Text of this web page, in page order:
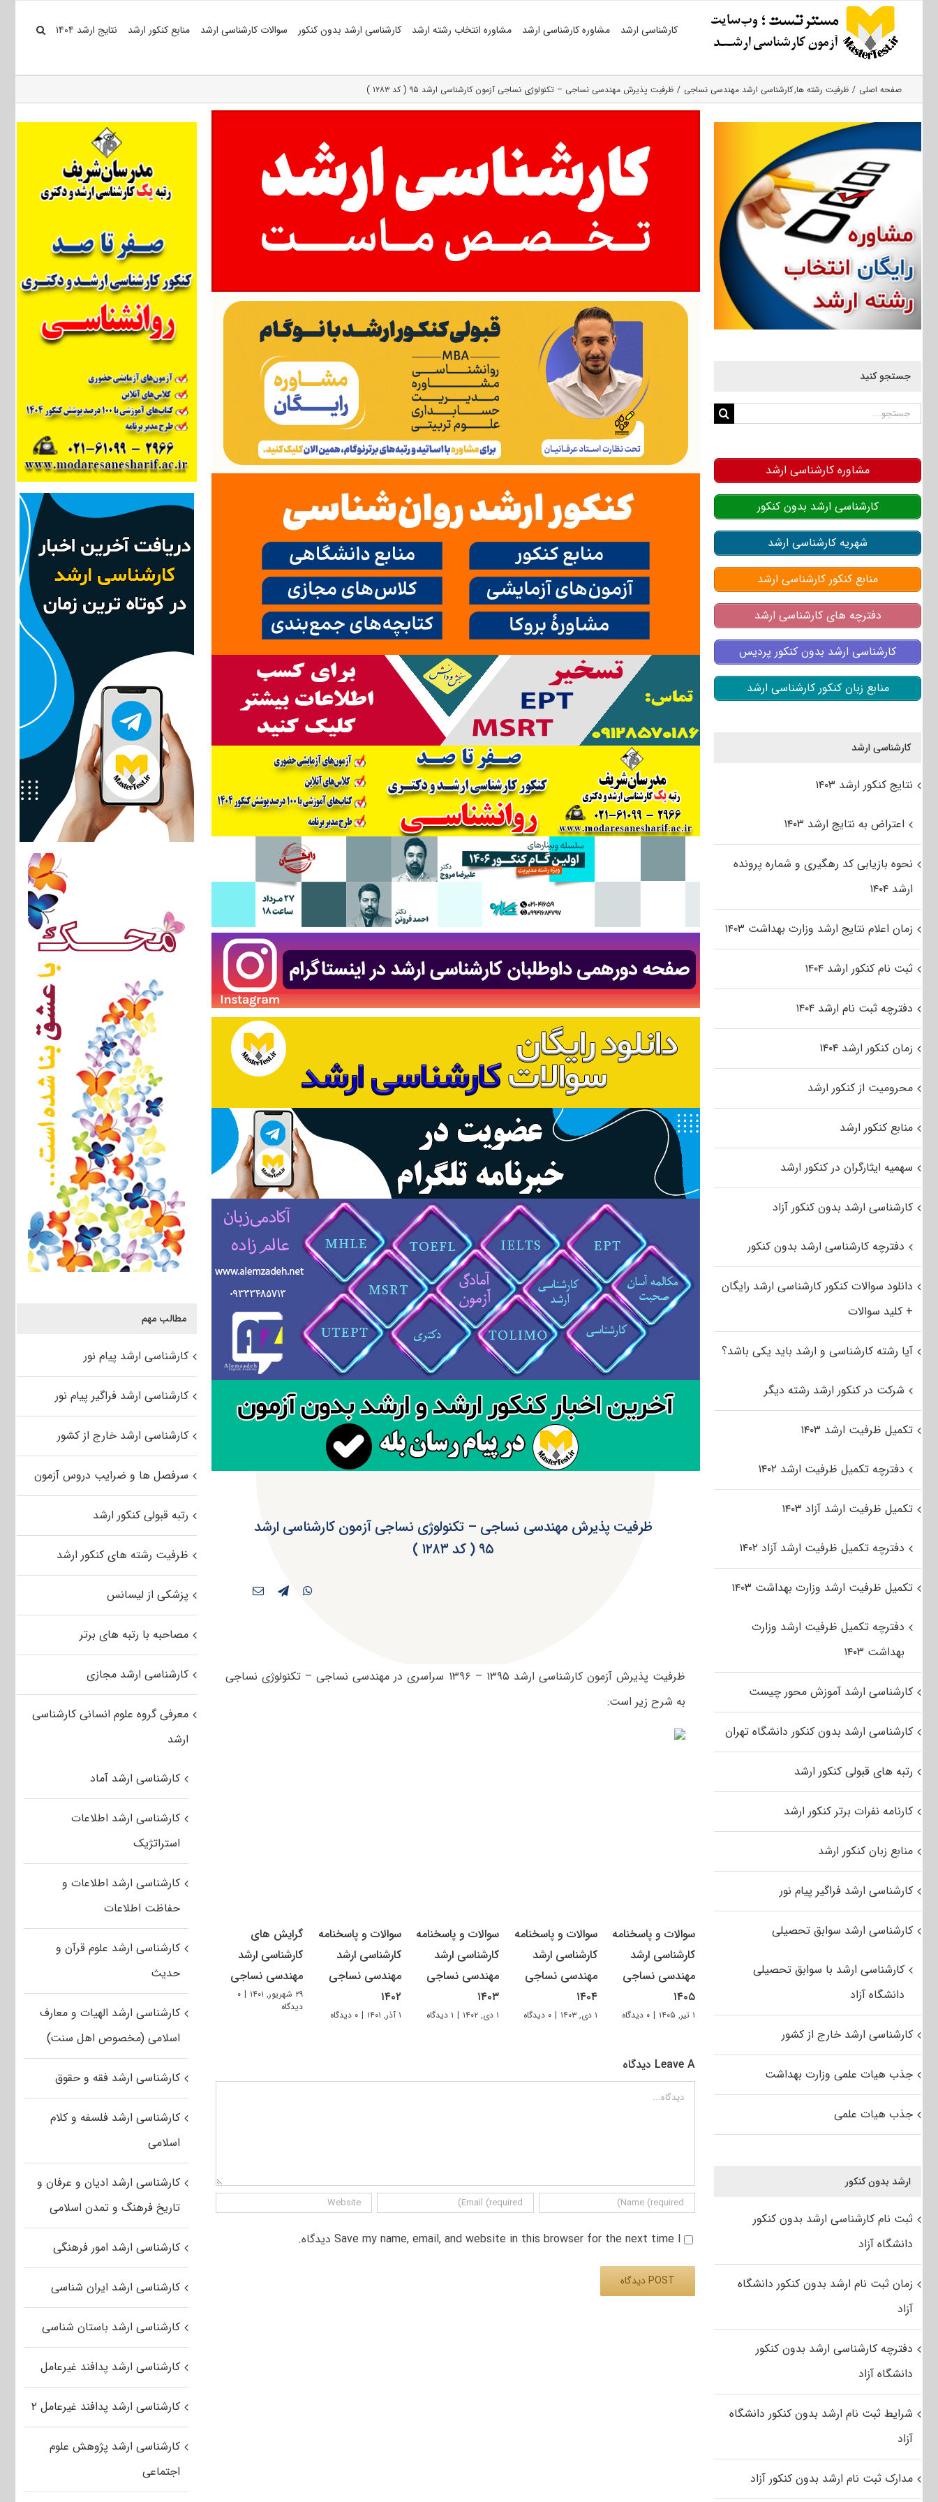
کارشناسی ارشد مشاوره کارشناسی ارشد مشاوره انتخاب رشته ارشد کارشناسی ارشد بدون کنکور سوالات کارشناسی ارشد منابع کنکور ارشد نتایج ارشد ۱۴۰۴
صفحه اصلی ظرفیت رشته ها کارشناسی ارشد مهندسی نساجی ظرفیت پذیرش مهندسی نساجی – تکنولوژی نساجی آزمون کارشناسی ارشد ۹۵ ( کد ۱۲۸۳ )
ظرفیت پذیرش مهندسی نساجی – تکنولوژی نساجی آزمون کارشناسی ارشد
۹۵ ( کد ۱۲۸۳ )
ظرفیت پذیرش آزمون کارشناسی ارشد ۱۳۹۵ – ۱۳۹۶ سراسری در مهندسی نساجی – تکنولوژی نساجی
به شرح زیر است:
سوالات و پاسخنامه
کارشناسی ارشد
مهندسی نساجی
۱۴۰۵
۱ تیر, ۱۴۰۵ | ۰ دیدگاه
سوالات و پاسخنامه
کارشناسی ارشد
مهندسی نساجی
۱۴۰۴
۱ دی, ۱۴۰۳ | ۰ دیدگاه
سوالات و پاسخنامه
کارشناسی ارشد
مهندسی نساجی
۱۴۰۳
۱ دی, ۱۴۰۲ | ۱ دیدگاه
سوالات و پاسخنامه
کارشناسی ارشد
مهندسی نساجی
۱۴۰۲
۱ آذر, ۱۴۰۱ | ۰ دیدگاه
گرایش های
کارشناسی ارشد
مهندسی نساجی
۲۹ شهریور, ۱۴۰۱ | ۰
دیدگاه
Leave A دیدگاه
دیدگاه
Save my name, email, and website in this browser for the next time I دیدگاه.
مطالب مهم
کارشناسی ارشد پیام نور
کارشناسی ارشد فراگیر پیام نور
کارشناسی ارشد خارج از کشور
سرفصل ها و ضرایب دروس آزمون
رتبه قبولی کنکور ارشد
ظرفیت رشته های کنکور ارشد
پزشکی از لیسانس
مصاحبه با رتبه های برتر
کارشناسی ارشد مجازی
معرفی گروه علوم انسانی کارشناسی
ارشد
کارشناسی ارشد آماد
کارشناسی ارشد اطلاعات
استراتژیک
کارشناسی ارشد اطلاعات و
حفاظت اطلاعات
کارشناسی ارشد علوم قرآن و
حدیث
کارشناسی ارشد الهیات و معارف
اسلامی (مخصوص اهل سنت)
کارشناسی ارشد فقه و حقوق
کارشناسی ارشد فلسفه و کلام
اسلامی
کارشناسی ارشد ادیان و عرفان و
تاریخ فرهنگ و تمدن اسلامی
کارشناسی ارشد امور فرهنگی
کارشناسی ارشد ایران شناسی
کارشناسی ارشد باستان شناسی
کارشناسی ارشد پدافند غیرعامل
کارشناسی ارشد پدافند غیرعامل ۲
کارشناسی ارشد پژوهش علوم
اجتماعی
جستجو کنید
جستجو
مشاوره کارشناسی ارشد
کارشناسی ارشد بدون کنکور
شهریه کارشناسی ارشد
منابع کنکور کارشناسی ارشد
دفترچه های کارشناسی ارشد
کارشناسی ارشد بدون کنکور پردیس
منابع زبان کنکور کارشناسی ارشد
کارشناسی ارشد
نتایج کنکور ارشد ۱۴۰۳
اعتراض به نتایج ارشد ۱۴۰۳
نحوه بازیابی کد رهگیری و شماره پرونده
ارشد ۱۴۰۴
زمان اعلام نتایج ارشد وزارت بهداشت ۱۴۰۳
ثبت نام کنکور ارشد ۱۴۰۴
دفترچه ثبت نام ارشد ۱۴۰۴
زمان کنکور ارشد ۱۴۰۴
محرومیت از کنکور ارشد
منابع کنکور ارشد
سهمیه ایثارگران در کنکور ارشد
کارشناسی ارشد بدون کنکور آزاد
دفترچه کارشناسی ارشد بدون کنکور
دانلود سوالات کنکور کارشناسی ارشد رایگان
+ کلید سوالات
آیا رشته کارشناسی و ارشد باید یکی باشد؟
شرکت در کنکور ارشد رشته دیگر
تکمیل ظرفیت ارشد ۱۴۰۳
دفترچه تکمیل ظرفیت ارشد ۱۴۰۲
تکمیل ظرفیت ارشد آزاد ۱۴۰۳
دفترچه تکمیل ظرفیت ارشد آزاد ۱۴۰۲
تکمیل ظرفیت ارشد وزارت بهداشت ۱۴۰۳
دفترچه تکمیل ظرفیت ارشد وزارت
بهداشت ۱۴۰۳
کارشناسی ارشد آموزش محور چیست
کارشناسی ارشد بدون کنکور دانشگاه تهران
رتبه های قبولی کنکور ارشد
کارنامه نفرات برتر کنکور ارشد
منابع زبان کنکور ارشد
کارشناسی ارشد فراگیر پیام نور
کارشناسی ارشد سوابق تحصیلی
کارشناسی ارشد با سوابق تحصیلی
دانشگاه آزاد
کارشناسی ارشد خارج از کشور
جذب هیات علمی وزارت بهداشت
جذب هیات علمی
ارشد بدون کنکور
ثبت نام کارشناسی ارشد بدون کنکور
دانشگاه آزاد
زمان ثبت نام ارشد بدون کنکور دانشگاه
آزاد
دفترچه کارشناسی ارشد بدون کنکور
دانشگاه آزاد
شرایط ثبت نام ارشد بدون کنکور دانشگاه
آزاد
مدارک ثبت نام ارشد بدون کنکور آزاد